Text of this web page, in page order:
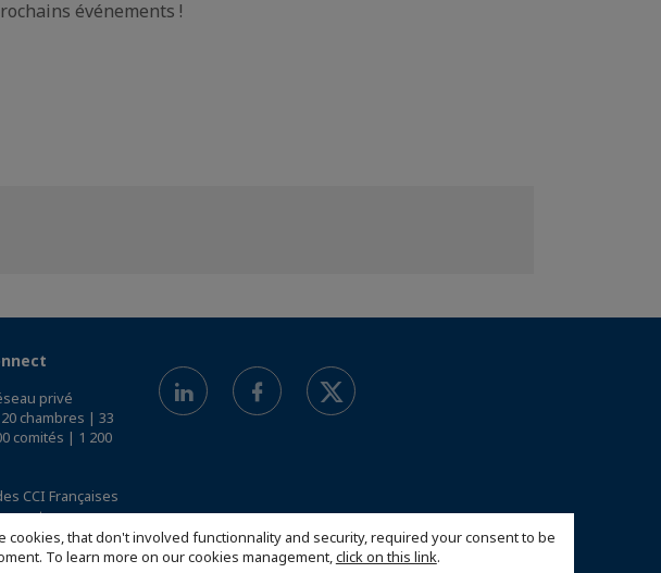
that don't involved functionnality and security, required your consent to be
To learn more on our cookies management,click on this link.
événements !
privé
chambres | 33
comités | 1 200
CCI Françaises
.